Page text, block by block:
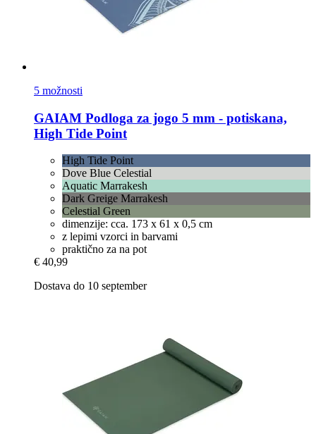
5 možnosti
GAIAM Podloga za jogo 5 mm -​ potiskana,
High Tide Point
High Tide Point
Dove Blue Celestial
Aquatic Marrakesh
Dark Greige Marrakesh
Celestial Green
dimenzije: cca. 173 x 61 x 0,5 cm
z lepimi vzorci in barvami
praktično za na pot
€ 40,99
Dostava do 10 september